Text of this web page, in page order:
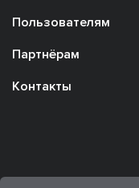
Пользователям
Партнёрам
Контакты